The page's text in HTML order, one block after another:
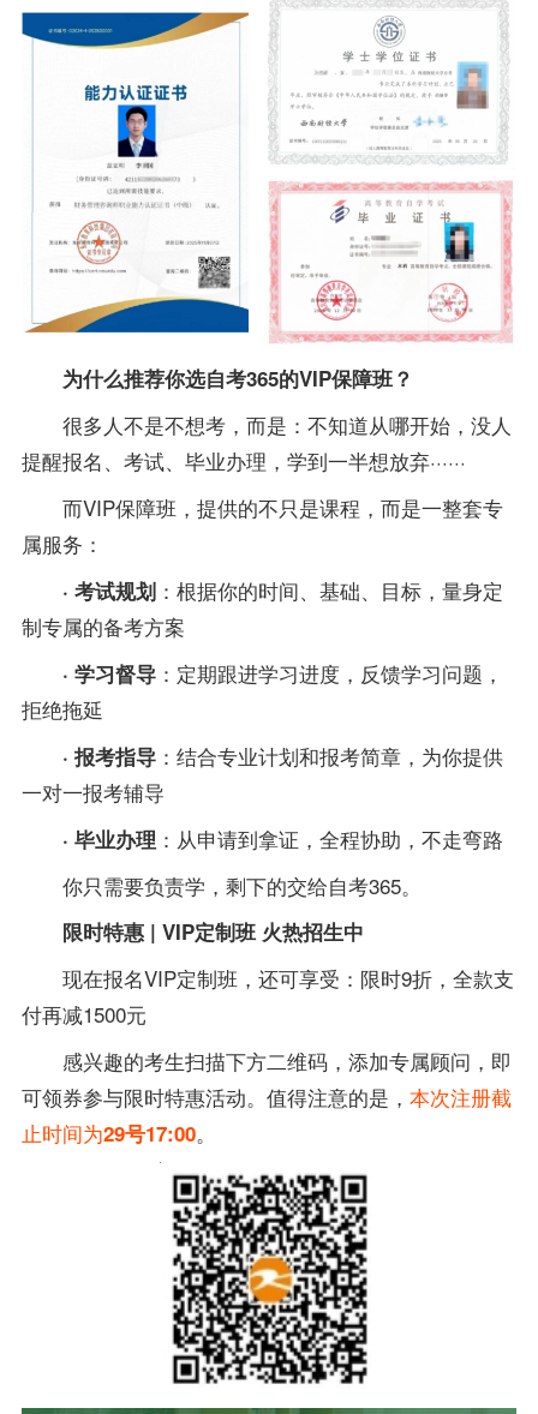
为什么推荐你选自考365的VIP保障班？
很多人不是不想考，而是：不知道从哪开始，没人
提醒报名、考试、毕业办理，学到一半想放弃······
而VIP保障班，提供的不只是课程，而是一整套专
属服务：
· 考试规划：根据你的时间、基础、目标，量身定
制专属的备考方案
· 学习督导：定期跟进学习进度，反馈学习问题，
拒绝拖延
· 报考指导：结合专业计划和报考简章，为你提供
一对一报考辅导
· 毕业办理 ：从申请到拿证，全程协助，不走弯路
你只需要负责学，剩下的交给自考365。
限时特惠 | VIP定制班 火热招生中
现在报名VIP定制班，还可享受： 限时9折， 全款支
付再减1500元
感兴趣的考生扫描下方二维码，添加专属顾问，即
可领券参与限时特惠活动。值得注意的是， 本次注册截
止时间为29号17:00。